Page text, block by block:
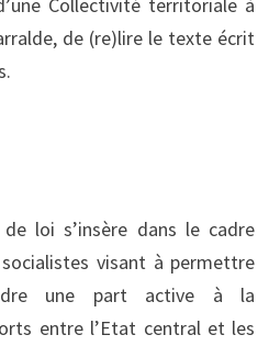
de (re)lire le texte écrit
loi s’insère dans le cadre
visant à permettre
une part active à la
entre l’Etat central et les